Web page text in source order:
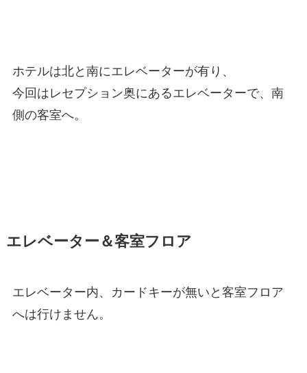
ホテルは北と南にエレベーターが有り、
今回はレセプション奥にあるエレベーターで、南
側の客室へ。
エレベーター＆客室フロア
エレベーター内、カードキーが無いと客室フロア
へは行けません。